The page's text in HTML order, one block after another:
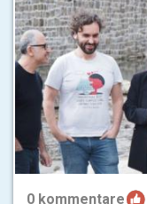
0 kommentare